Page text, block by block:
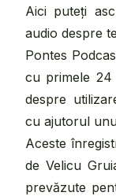
Aici puteți
audio despre
Pontes
cu primele 24
despre
cu ajutorul
Aceste
de Velicu
prevăzute